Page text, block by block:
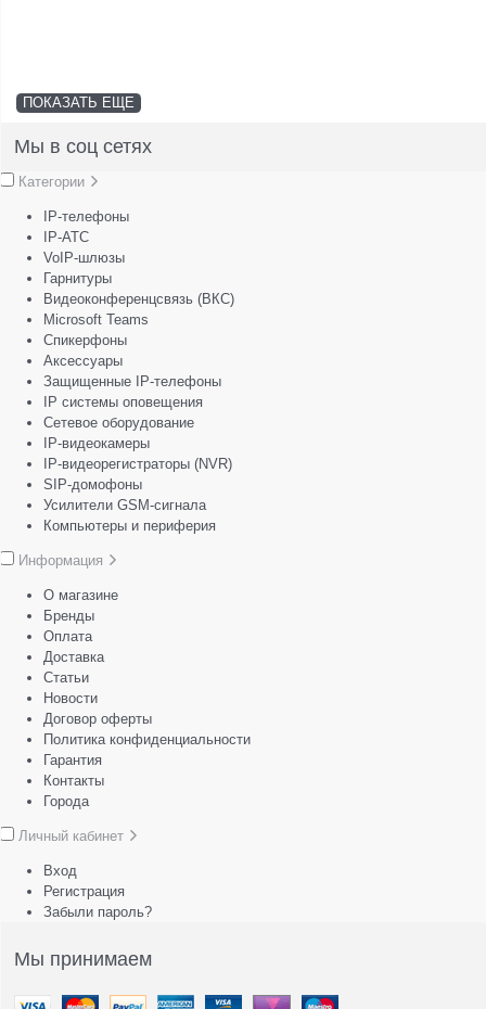
ПОКАЗАТЬ ЕЩЕ
Мы в соц сетях
Категории
IP-телефоны
IP-АТС
VoIP-шлюзы
Гарнитуры
Видеоконференцсвязь (ВКС)
Microsoft Teams
Спикерфоны
Аксессуары
Защищенные IP-телефоны
IP системы оповещения
Сетевое оборудование
IP-видеокамеры
IP-видеорегистраторы (NVR)
SIP-домофоны
Усилители GSM-сигнала
Компьютеры и периферия
Информация
О магазине
Бренды
Оплата
Доставка
Статьи
Новости
Договор оферты
Политика конфиденциальности
Гарантия
Контакты
Города
Личный кабинет
Вход
Регистрация
Забыли пароль?
Мы принимаем